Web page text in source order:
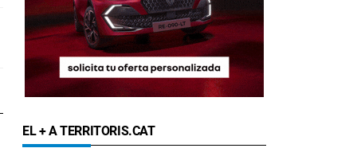
EL + A TERRITORIS.CAT